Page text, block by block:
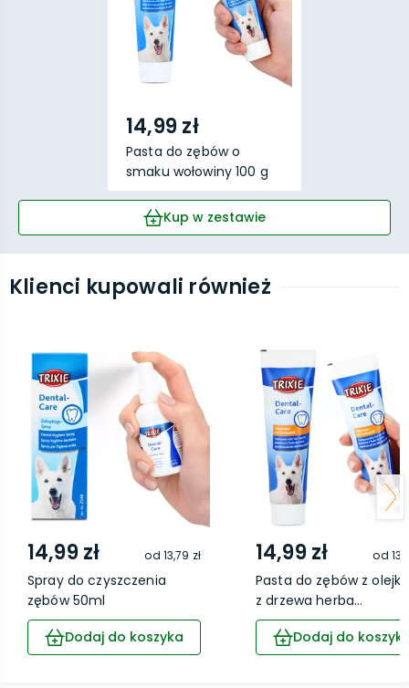
14,99 zł
Pasta do zębów o
smaku wołowiny 100 g
Kup w zestawie
Klienci kupowali również
14,99 zł od 13,79 zł
Spray do czyszczenia
zębów 50ml
Dodaj do koszyka
14,99 zł od
Pasta do zębów z
z drzewa herba...
Dodaj do